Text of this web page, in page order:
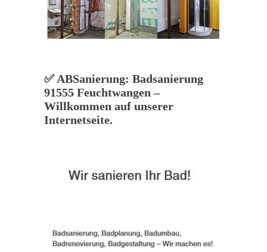
✅ ABSanierung: Badsanierung
91555 Feuchtwangen –
Willkommen auf unserer
Internetseite.